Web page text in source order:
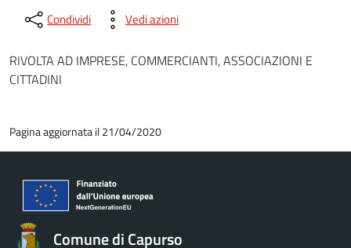
Condividi Vedi azioni
RIVOLTA AD IMPRESE, COMMERCIANTI, ASSOCIAZIONI E
CITTADINI
Pagina aggiornata il 21/04/2020
Comune di Capurso